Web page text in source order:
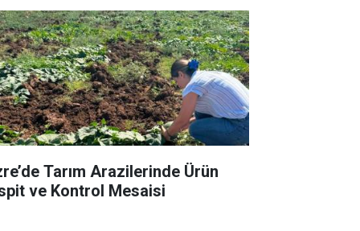
Tarım Arazilerinde Ürün
ve Kontrol Mesaisi